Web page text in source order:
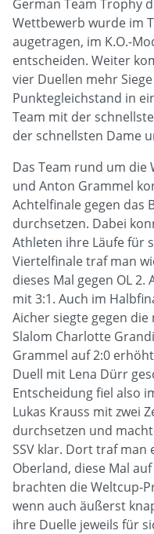
German Team Trophy
Wettbewerb wurde im
augetragen, im K.O.-
entscheiden. Weiter
vier Duellen mehr
Punktegleichstand in
Team mit der
der schnellsten Dame
Das Team rund um die
und Anton Grammel
Achtelfinale gegen das
durchsetzen. Dabei
Athleten ihre Läufe für
Viertelfinale traf man
dieses Mal gegen OL
mit 3:1. Auch im
Aicher siegte gegen
Slalom Charlotte
Grammel auf 2:0
Duell mit Lena Dürr
Entscheidung fiel also
Lukas Krauss mit zwei
durchsetzen und
SSV klar. Dort traf man
Oberland, diese Mal
brachten die Weltcup-
wenn auch äußerst
ihre Duelle jeweils für